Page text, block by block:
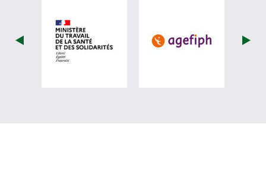
visiter les site de Ministère du travail
visiter les